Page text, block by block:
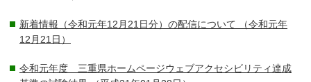
新着情報（令和元年12月21日分）の配信について （令和元年
12月21日）
令和元年度 三重県ホームページウェブアクセシビリティ達成